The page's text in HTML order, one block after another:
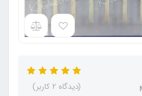
(دیدگاه 2 کاربر)